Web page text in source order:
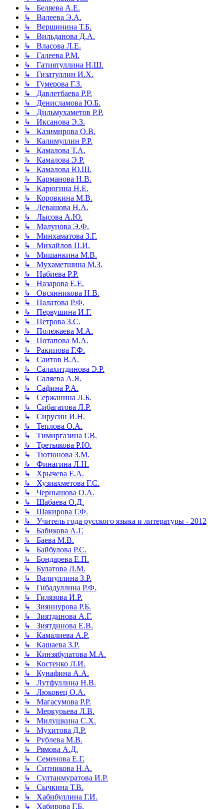
↳ Беляева А.Е.
↳ Валеева Э.А.
↳ Вершинина Т.Б.
↳ Вильданова Д.А.
↳ Власова Л.Е.
↳ Галеева Р.М.
↳ Гатиятуллина Н.Ш.
↳ Гизатуллин И.Х.
↳ Гумерова Г.З.
↳ Давлетбаева Р.Р.
↳ Денисламова Ю.Б.
↳ Дильмухаметов Р.Р.
↳ Иксанова Э.З.
↳ Казимирова О.В.
↳ Калимуллин Р.Р.
↳ Камалова Т.А.
↳ Камалова Э.Р.
↳ Камалова Ю.Ш.
↳ Карманова Н.В.
↳ Карюгина Н.Е.
↳ Коровкина М.В.
↳ Левашова Н.А.
↳ Лысова А.Ю.
↳ Малунова Э.Ф.
↳ Минхаматова З.Г.
↳ Михайлов П.И.
↳ Мишанкина М.В.
↳ Мухаметшина М.З.
↳ Набиева Р.Р.
↳ Назарова Е.Е.
↳ Овсянникова Н.В.
↳ Палатова Р.Ф.
↳ Первушина И.Г.
↳ Петрова З.С.
↳ Полежаева М.А.
↳ Потапова М.А.
↳ Ракипова Г.Ф.
↳ Саитов В.А.
↳ Салахитдинова Э.Р.
↳ Саляева А.Я.
↳ Сафина Р.А.
↳ Сержанина Л.Б.
↳ Сибагатова Л.Р.
↳ Сирусин И.Н.
↳ Теплова О.А.
↳ Тимиргазина Г.В.
↳ Третьякова Р.Ю.
↳ Тютюнова З.М.
↳ Финагина Л.Н.
↳ Хрычева Е.А.
↳ Хузиахметова Г.С.
↳ Чернышова О.А.
↳ Шабаева О.Д.
↳ Шакирова Г.Ф.
↳ Учитель года русского языка и литературы - 2012
↳ Бабикова А.Г.
↳ Баева М.В.
↳ Байбулова Р.С.
↳ Бондарева Е.П.
↳ Булатова Л.М.
↳ Валиуллина З.Р.
↳ Гибадуллина Р.Ф.
↳ Гилязова И.Р.
↳ Зияннурова Р.Б.
↳ Зиятдинова А.Г.
↳ Зиятдинова Е.В.
↳ Камалиева А.Р.
↳ Кашаева З.Р.
↳ Кинзябулатова М.А.
↳ Костенко Л.И.
↳ Кунафина А.А.
↳ Лутфуллина Н.В.
↳ Люковец О.А.
↳ Магасумова Р.Р.
↳ Меркурьева Л.В.
↳ Милушкина С.Х.
↳ Мухитова Д.Р.
↳ Рублева М.В.
↳ Рямова А.Д.
↳ Семенова Е.Г.
↳ Ситникова Н.А.
↳ Султанмуратова И.Р.
↳ Сычкина Т.В.
↳ Хабибуллина Г.И.
↳ Хабирова Г.Б.